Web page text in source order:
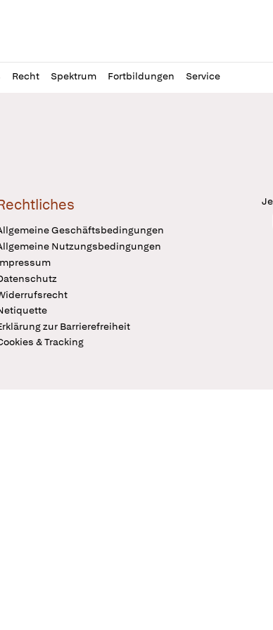
Recht Spektrum Fortbildungen Service
Geschäftsbedingungen
Nutzungsbedingungen
zur Barrierefreiheit
& Tracking